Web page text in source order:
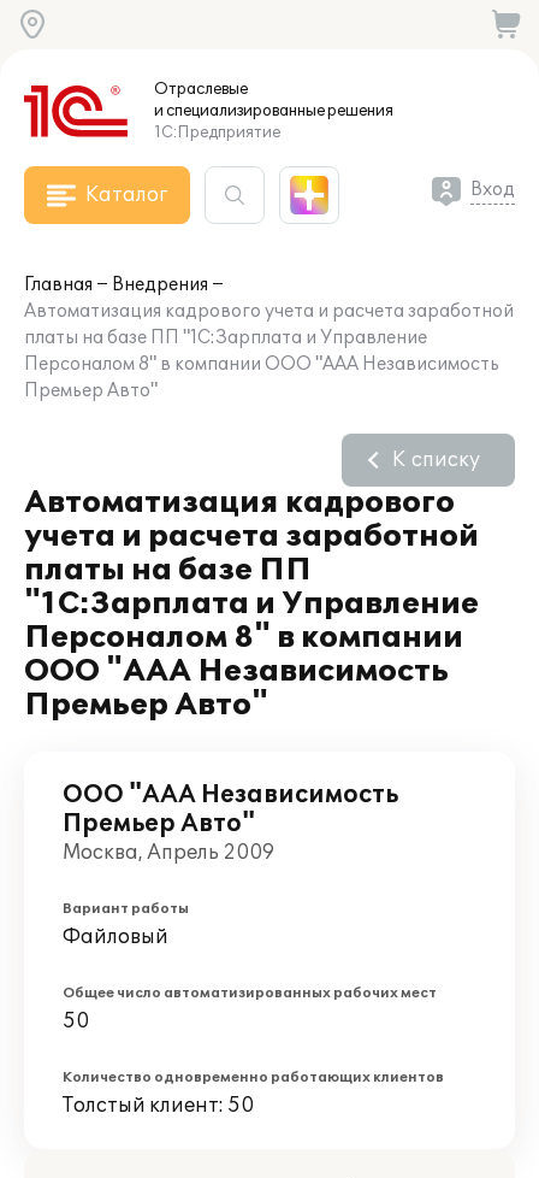
Отраслевые
и специализированныерешения
1С:Предприятие
Каталог Вход
Главная
Внедрения
Автоматизация кадрового учета и расчета заработной
платы на базе ПП "1С:Зарплата и Управление
Персоналом 8" в компании ООО "ААА Независимость
Премьер Авто"
Автоматизация кадрового
учета и расчета заработной
платы на базе ПП
"1С:Зарплата и Управление
Персоналом 8" в компании
ООО "ААА Независимость
Премьер Авто"
К списку
ООО "ААА Независимость
Премьер Авто"
Москва, Апрель 2009
Вариант работы
Файловый
Общее число автоматизированных рабочих мест
50
Количество одновременно работающих клиентов
Толстый клиент: 50